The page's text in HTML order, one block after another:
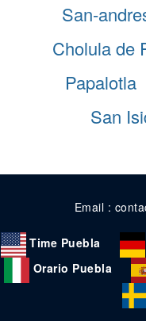
San-
Cholula de
Papalotla
San
Email :
Time Puebla
Orario Puebla